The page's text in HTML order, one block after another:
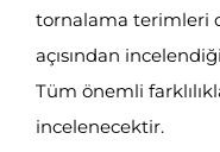
tornalama terimleri
açısından
Tüm önemli
incelenecektir.